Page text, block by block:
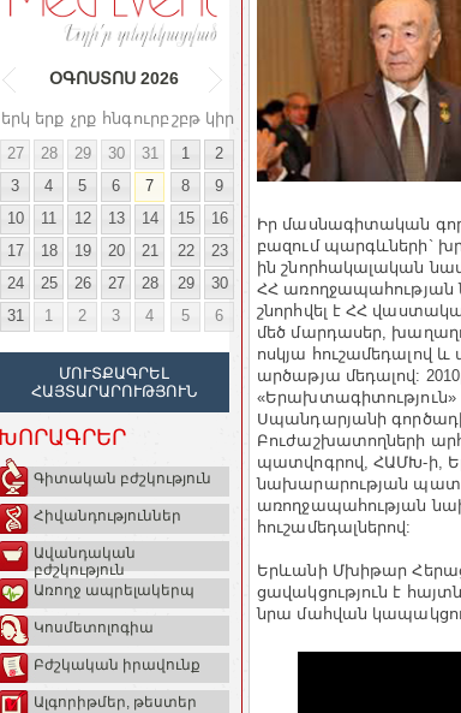
ՕԳՈՍՏՈՍ 2026
երկ երք չրք հնգուրբ շբթ կիր
27
28 29 30 31 1
2
3
4 5 6 7 8
9
10
11 12 13 14 15
16
17
18 19 20 21 22
23
24
25 26 27 28 29
30
31
1 2 3 4 5 6
ՄՈՒՏՔԱԳՐԵԼ
ՀԱՅՏԱՐԱՐՈՒԹՅՈՒՆ
ԽՈՐԱԳՐԵՐ
Գիտական բժշկություն
Հիվանդություններ
Ավանդական
բժշկություն
Առողջ ապրելակերպ
Կոսմետոլոգիա
Բժշկական իրավունք
Ալգորիթմեր, թեստեր
Իր մասնագիտական
բազում պարգևների`
ին շնորհակալական
ՀՀ առողջապահության
շնորհվել է ՀՀ
մեծ մարդասեր,
ոսկյա հուշամեդալով
արծաթյա մեդալով:
«Երախտագիտություն»
Սպանդարյանի
Բուժաշխատողների
պատվոգրով, ՀԱՄԽ-ի,
նախարարության
առողջապահության
հուշամեդալներով:
Երևանի Մխիթար
ցավակցություն է
նրա մահվան